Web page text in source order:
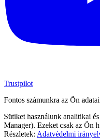
Trustpilot
Fontos számunkra az Ön
Sütiket használunk analitikai
Manager). Ezeket csak az Ön
Részletek: Adatvédelmi